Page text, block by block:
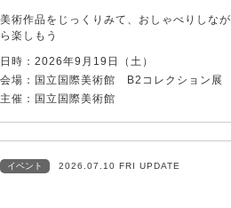
美術作品をじっくりみて、おしゃべりしなが
ら楽しもう
日時：2026年9月19日（土）
会場：国立国際美術館 B2コレクション展
主催：国立国際美術館
イベント 2026.07.10 FRI UPDATE